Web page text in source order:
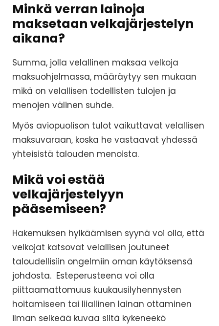
Minkä verran lainoja
maksetaan velkajärjestelyn
aikana?
Summa, jolla velallinen maksaa velkoja
maksuohjelmassa, määräytyy sen mukaan
mikä on velallisen todellisten tulojen ja
menojen välinen suhde.
Myös aviopuolison tulot vaikuttavat velallisen
maksuvaraan, koska he vastaavat yhdessä
yhteisistä talouden menoista.
Mikä voi estää
velkajärjestelyyn
pääsemiseen?
Hakemuksen hylkäämisen syynä voi olla, että
velkojat katsovat velallisen joutuneet
taloudellisiin ongelmiin oman käytöksensä
johdosta. Esteperusteena voi olla
piittaamattomuus kuukausilyhennysten
hoitamiseen tai liiallinen lainan ottaminen
ilman selkeää kuvaa siitä kykeneekö